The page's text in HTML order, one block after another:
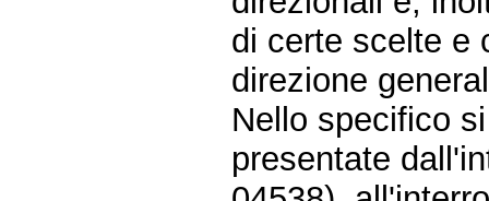
di certe scelte e
direzione
Nello specifico
presentate